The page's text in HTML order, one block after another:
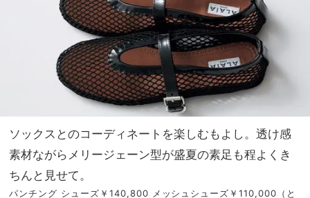
ソックスとのコーディネートを楽しむもよし。透け感
素材ながらメリージェーン型が盛夏の素足も程よくき
ちんと見せて。
パンチング シューズ￥140,800 メッシュシューズ￥110,000（と